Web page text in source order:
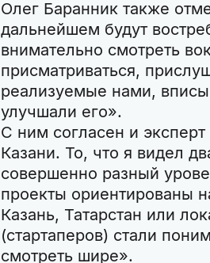
Олег Баранник также
дальнейшем будут
внимательно смотреть
присматриваться,
реализуемые нами,
улучшали его».
С ним согласен и
Казани. То, что я видел
совершенно разный
проекты ориентированы
Казань, Татарстан или
(стартаперов) стали
смотреть шире».